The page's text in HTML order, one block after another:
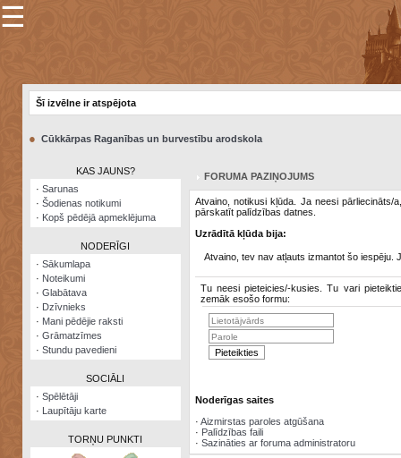
×
Šodienas
notikumi
Visatcera
almanahs
Arhīvs
☰
Šī izvēlne ir atspējota
● Cūkkārpas Raganības un burvestību arodskola
KAS JAUNS?
· Sarunas
· Šodienas notikumi
· Kopš pēdējā apmeklējuma
NODERĪGI
· Sākumlapa
· Noteikumi
· Glabātava
· Dzīvnieks
· Mani pēdējie raksti
· Grāmatzīmes
· Stundu pavedieni
SOCIĀLI
· Spēlētāji
· Laupītāju karte
TORŅU PUNKTI
FORUMA PAZIŅOJUMS
Atvaino, notikusi kļūda. Ja neesi pārliecināts/
pārskatīt palīdzības datnes.
Uzrādītā kļūda bija:
Atvaino, tev nav atļauts izmantot šo iespēju.
Tu neesi pieteicies/-kusies. Tu vari
zemāk esošo formu:
Noderīgas saites
· Aizmirstas paroles atgūšana
· Palīdzības faili
· Sazināties ar foruma administratoru